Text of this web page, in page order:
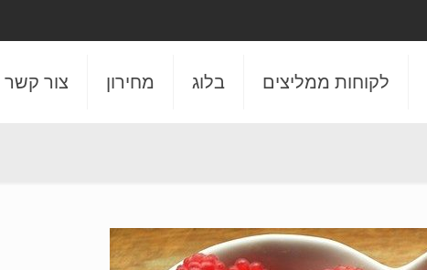
לקוחות ממליצים בלוג מחירון צור קשר